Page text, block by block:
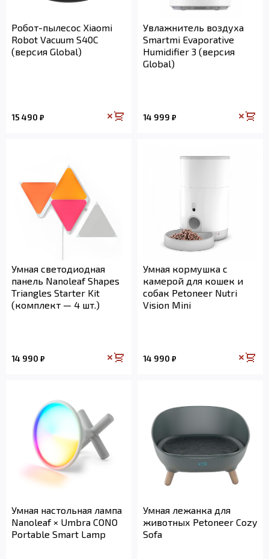
Робот-пылесос Xiaomi
Robot Vacuum S40C
(версия Global)
15 490 ₽
Увлажнитель воздуха
Smartmi Evaporative
Humidifier 3 (версия
Global)
14 999 ₽
Умная светодиодная
панель Nanoleaf Shapes
Triangles Starter Kit
(комплект — 4 шт.)
14 990 ₽
Умная кормушка с
камерой для кошек и
собак Petoneer Nutri
Vision Mini
14 990 ₽
Умная настольная лампа
Nanoleaf × Umbra CONO
Portable Smart Lamp
Умная лежанка для
животных Petoneer Cozy
Sofa